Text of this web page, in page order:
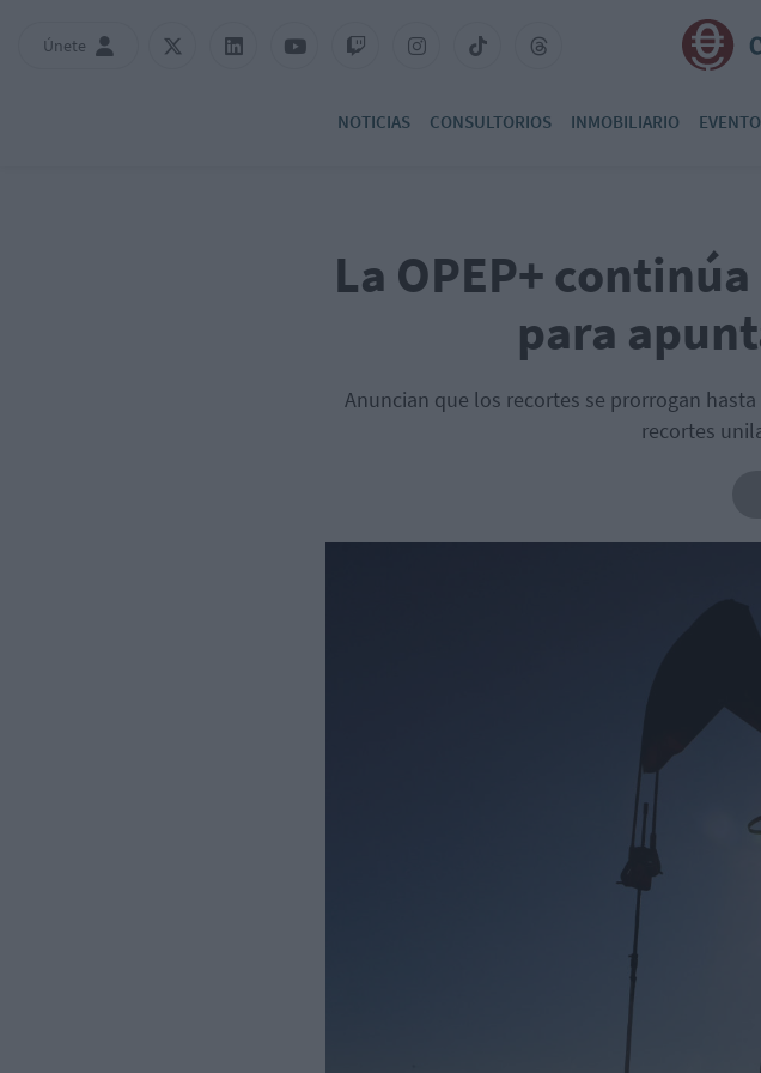
Únete
NOTICIAS CONSULTORIOS INMOBILIARIO
La OPEP+
para
Anuncian que los recortes se prorrogan hasta
recortes